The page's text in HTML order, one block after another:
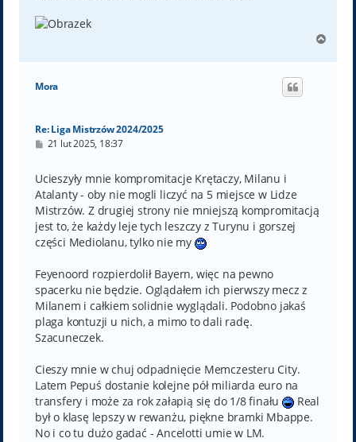
g
Mora
Re: Liga Mistrzów 2024/2025
P
t
21 lut 2025, 18:37
Ucieszyły mnie kompromitacje Krętaczy, Milanu i
Atalanty - oby nie mogli liczyć na 5 miejsce w Lidze
Mistrzów. Z drugiej strony nie mniejszą kompromitacją
jest to, że każdy leje tych leszczy z Turynu i gorszej
części Mediolanu, tylko nie my
Feyenoord rozpierdolił Bayern, więc na pewno
spacerku nie będzie. Oglądałem ich pierwszy mecz z
Milanem i całkiem solidnie wyglądali. Podobno jakaś
plaga kontuzji u nich, a mimo to dali radę.
Szacuneczek.
Cieszy mnie w chuj odpadnięcie Memczesteru City.
Latem Pepuś dostanie kolejne pół miliarda euro na
transfery i może za rok załapią się do 1/8 finału
Real
był o klasę lepszy w rewanżu, piękne bramki Mbappe.
No i co tu dużo gadać - Ancelotti umie w LM.